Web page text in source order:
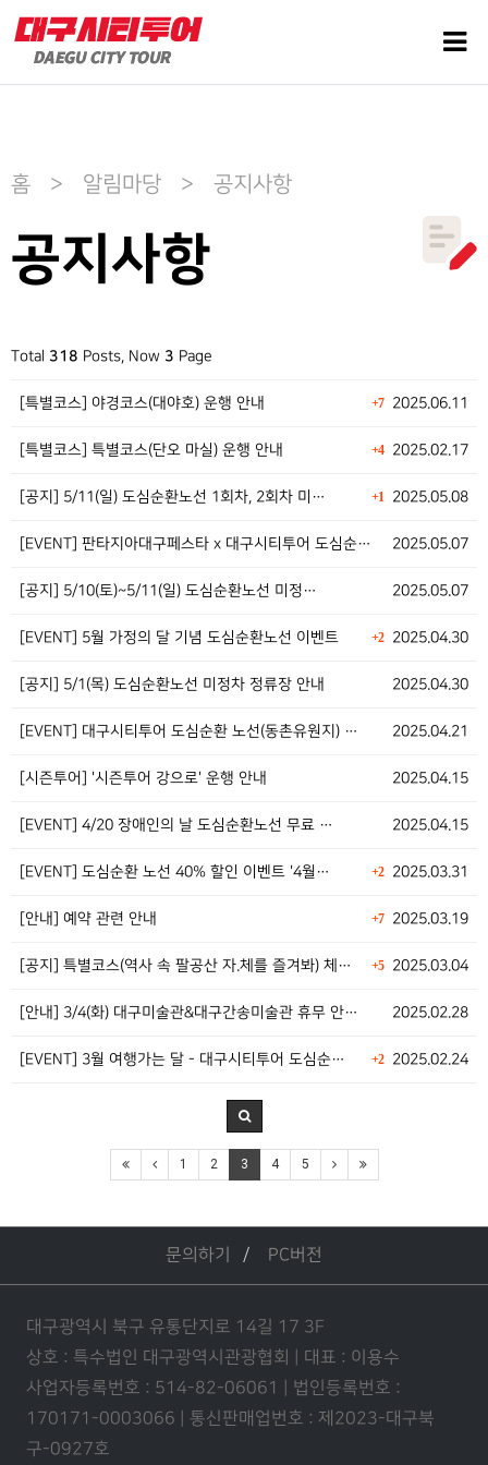
홈 > 알림마당 > 공지사항
공지사항
Total 318 Posts, Now 3 Page
+72025.06.11
[특별코스] 야경코스(대야호) 운행 안내
+42025.02.17
[특별코스] 특별코스(단오 마실) 운행 안내
+12025.05.08
[공지] 5/11(일) 도심순환노선 1회차, 2회차 미…
2025.05.07
[EVENT] 판타지아대구페스타 x 대구시티투어 도심순…
2025.05.07
[공지] 5/10(토)~5/11(일) 도심순환노선 미정…
+22025.04.30
[EVENT] 5월 가정의 달 기념 도심순환노선 이벤트
2025.04.30
[공지] 5/1(목) 도심순환노선 미정차 정류장 안내
2025.04.21
[EVENT] 대구시티투어 도심순환 노선(동촌유원지) …
2025.04.15
[시즌투어] '시즌투어 강으로' 운행 안내
2025.04.15
[EVENT] 4/20 장애인의 날 도심순환노선 무료 …
+22025.03.31
[EVENT] 도심순환 노선 40% 할인 이벤트 '4월…
+72025.03.19
[안내] 예약 관련 안내
+52025.03.04
[공지] 특별코스(역사 속 팔공산 자.체를 즐겨봐) 체…
2025.02.28
[안내] 3/4(화) 대구미술관&대구간송미술관 휴무 안…
+22025.02.24
[EVENT] 3월 여행가는 달 - 대구시티투어 도심순…
1 2 3 4 5
문의하기 PC버전
대구광역시 북구 유통단지로 14길 17 3F
상호 : 특수법인 대구광역시관광협회 | 대표 : 이용수
사업자등록번호 : 514-82-06061 | 법인등록번호 :
170171-0003066 | 통신판매업번호 : 제2023-대구북
구-0927호